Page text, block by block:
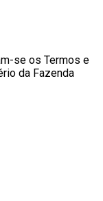
se os Termos e
da Fazenda